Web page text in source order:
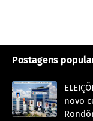
Postagens
novo